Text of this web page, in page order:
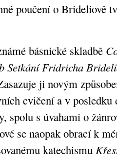
poučení o Brideliově
básnické skladbě
Setkání Fridricha
ji novým
cvičení a v posledku
spolu s úvahami o
se naopak obrací k
katechismu